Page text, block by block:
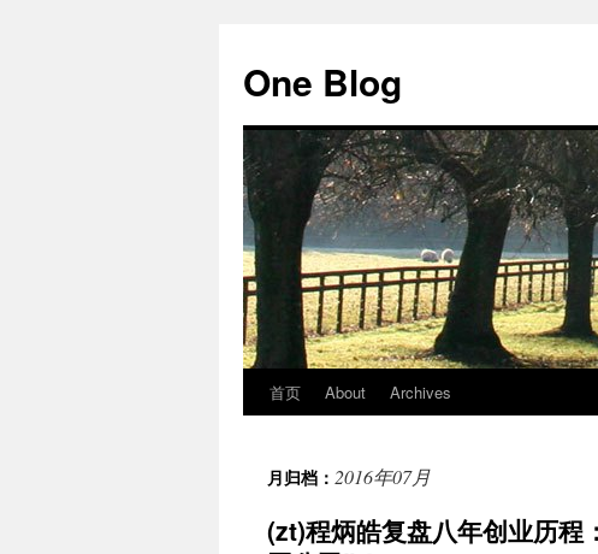
正
文
One Blog
首页 About Archives
月归档： 2016年07月
(zt)程炳皓复盘八年创业历程